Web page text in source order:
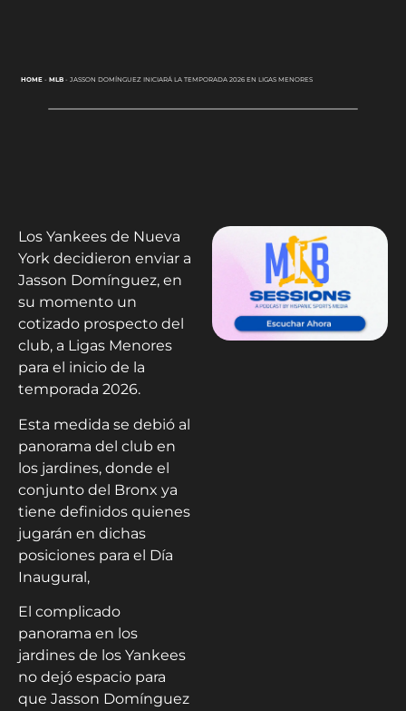
HOME- MLB- JASSON DOMÍNGUEZ INICIARÁ LA TEMPORADA 2026 EN LIGAS MENORES
Los Yankees de Nueva
York decidieron enviar a
Jasson Domínguez, en
su momento un
cotizado prospecto del
club, a Ligas Menores
para el inicio de la
temporada 2026.
Esta medida se debió al
panorama del club en
los jardines, donde el
conjunto del Bronx ya
tiene definidos quienes
jugarán en dichas
posiciones para el Día
Inaugural,
El complicado
panorama en los
jardines de los Yankees
no dejó espacio para
que Jasson Domínguez